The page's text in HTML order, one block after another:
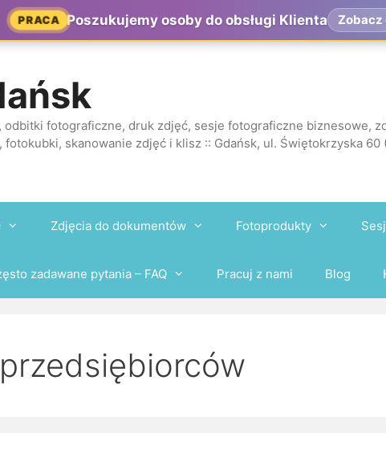
PRACA Poszukujemy osoby do obsługi Klienta Zobacz
odbitki fotograficzne, druk zdjęć, sesje fotograficzne biznesowe,
skanowanie zdjęć i klisz :: Gdańsk, ul. Świętokrzyska 60
Zdjęcia do dokumentów Fotoprodukty
zadawane pytania – FAQ Pracuj z nami Blog